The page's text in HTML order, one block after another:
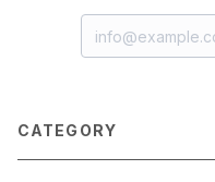
CATEGORY